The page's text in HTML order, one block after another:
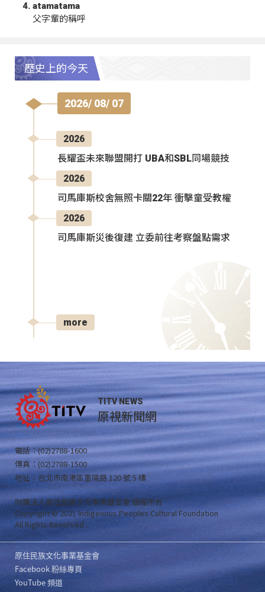
atamatama
父字輩的稱呼
歷史上的今天
2026/ 08/ 07
2026
長耀盃未來聯盟開打 UBA和SBL同場競技
2026
司馬庫斯校舍無照卡關22年 衝擊童受教權
2026
司馬庫斯災後復建 立委前往考察盤點需求
more
TITV NEWS
原視新聞網
電話：(02)2788-1600
傳真：(02)2788-1500
地址：台北市南港區重陽路 120 號 5 樓
財團法人原住民族文化事業基金會 版權所有
Copyright © 2021 Indigenous Peoples Cultural Foundation
All Rights Reserved .
原住民族文化事業基金會
Facebook 粉絲專頁
YouTube 頻道